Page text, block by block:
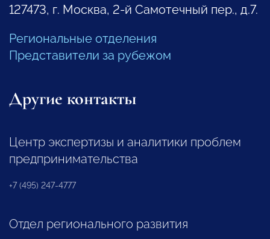
127473, г. Москва, 2-й Самотечный пер., д.7.
Региональные отделения
Представители за рубежом
Другие контакты
Центр экспертизы и аналитики проблем
предпринимательства
+7 (495) 247-4777
Отдел регионального развития